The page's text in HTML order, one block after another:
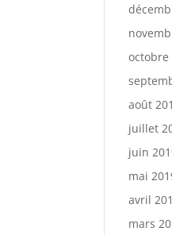
octobre
août
juillet
juin
mai
avril
mars